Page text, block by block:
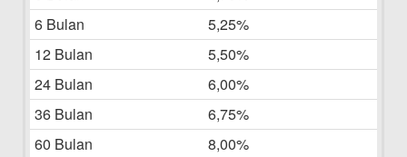
06-05-2025
Daftar Pemenang Undian TAMASHA
Bulan April 2025
15-04-2025
Pengumuman Nama Baru Perusahaan
6 Bulan
5,25%
12 Bulan
5,50%
24 Bulan
6,00%
36 Bulan
6,75%
60 Bulan
8,00%